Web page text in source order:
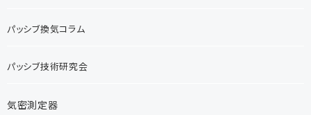
パッシブ換気コラム
パッシブ技術研究会
気密測定器